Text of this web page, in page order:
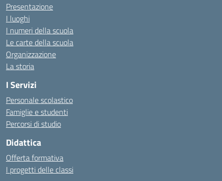
Presentazione
I luoghi
I numeri della scuola
Le carte della scuola
Organizzazione
La storia
I Servizi
Personale scolastico
Famiglie e studenti
Percorsi di studio
Didattica
Offerta formativa
I progetti delle classi